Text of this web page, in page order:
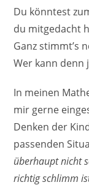
Du könntest
du mitgedacht
Ganz stimmt’s
Wer kann denn
In meinen
mir gerne
Denken der
passenden
überhaupt nicht
richtig schlimm